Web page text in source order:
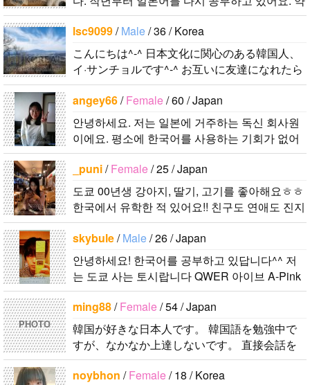
간의 의사소통은 할 수 있는 수준이죠. 일본어공
부를 위해 일본드라마나 영화 애니메..
lsc9099/Male/ 36 / Korea
こんにちは^-^ 日本文化に関心のある韓国人、
イ·サンチョルです^-^ お互いに友達になれたら
いいなと思います^-^ どうぞよろしくお願いし
ます^..
angey66/Female/ 60 / Japan
안녕하세요. 저는 일본에 거주하는 독신 회사원
이에요. 평소에 한국어를 사용하는 기회가 없어
서 그냥 한국어로 메일을 할 수 있는 한국인 친구
를 만나고 싶어요. 일상생활 등 편안..
_puni/Female/ 25 / Japan
도쿄 00년생 강아지, 딸기, 고기를 좋아해요ㅎㅎ
한국에서 유학한 적 있어요!! 친구도 연애도 진지
한 관계를 구합니다! 예의가 없는 사람이나 변태
인 사람은 자제해 주시면 좋겠습..
skybule/Male/ 26 / Japan
안녕하세요! 한국어를 공부하고 있답니다^^ 저
는 도쿄 사는 토시랍니다 QWER 아이브 A-Pink
東方神起(5명) 하이라이트 세븐어클락 볼빨간사
춘기 JYJ AOA 9muses 좋아해요ㅎㅎㅎ 같이 한
국어..
PHOTO
ming88/Female/ 54 / Japan
韓国が好きな日本人です。 韓国語を勉強中で
すが、なかなか上達しないです。 直接会話を
する機会もないので、メッセージを通じて韓国
語を教えてもらいながら仲良くなれたら嬉..
noybhon /Female/ 18 / Korea